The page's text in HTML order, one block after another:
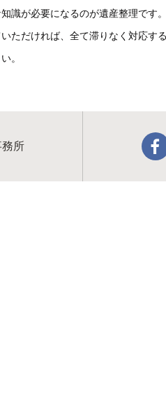
識が必要になるのが遺産整理です
ただければ、全て滞りなく対応す
。
所